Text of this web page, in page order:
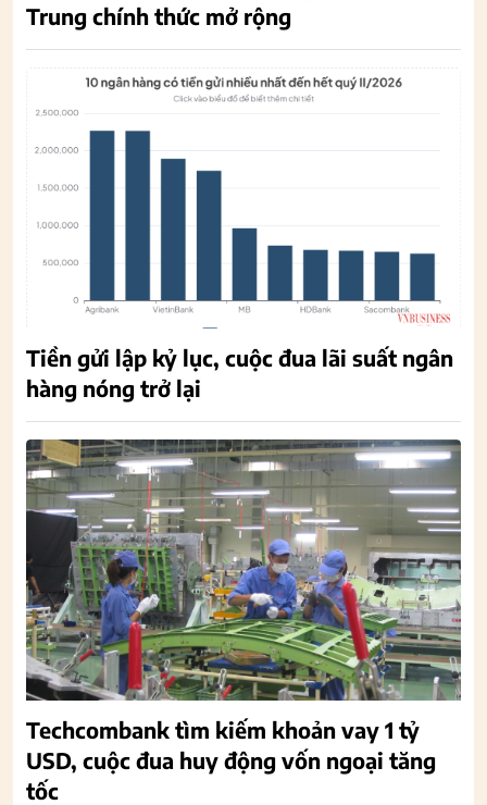
Trung chính thức mở rộng
Tiền gửi lập kỷ lục, cuộc đua lãi suất ngân
hàng nóng trở lại
Techcombank tìm kiếm khoản vay 1 tỷ
USD, cuộc đua huy động vốn ngoại tăng
tốc